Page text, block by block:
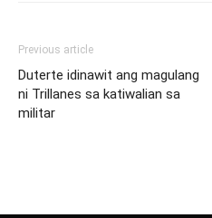
Previous article
Duterte idinawit ang magulang
ni Trillanes sa katiwalian sa
militar